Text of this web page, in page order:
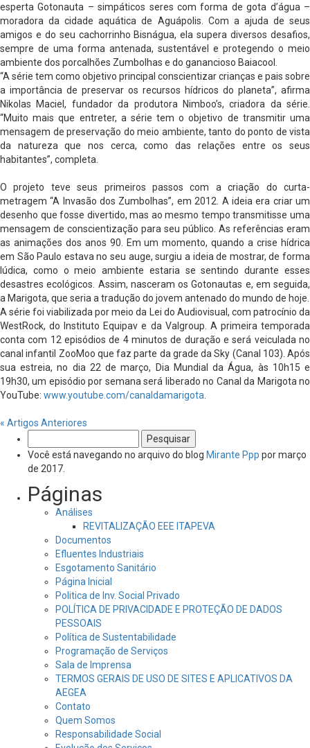
esperta Gotonauta – simpáticos seres com forma de gota d’água –
moradora da cidade aquática de Aguápolis. Com a ajuda de seus
amigos e do seu cachorrinho Bisnágua, ela supera diversos desafios,
sempre de uma forma antenada, sustentável e protegendo o meio
ambiente dos porcalhões Zumbolhas e do ganancioso Baiacool.
“A série tem como objetivo principal conscientizar crianças e pais sobre
a importância de preservar os recursos hídricos do planeta”, afirma
Nikolas Maciel, fundador da produtora Nimboo’s, criadora da série.
“Muito mais que entreter, a série tem o objetivo de transmitir uma
mensagem de preservação do meio ambiente, tanto do ponto de vista
da natureza que nos cerca, como das relações entre os seus
habitantes”, completa.
O projeto teve seus primeiros passos com a criação do curta-
metragem “A Invasão dos Zumbolhas”, em 2012. A ideia era criar um
desenho que fosse divertido, mas ao mesmo tempo transmitisse uma
mensagem de conscientização para seu público. As referências eram
as animações dos anos 90. Em um momento, quando a crise hídrica
em São Paulo estava no seu auge, surgiu a ideia de mostrar, de forma
lúdica, como o meio ambiente estaria se sentindo durante esses
desastres ecológicos. Assim, nasceram os Gotonautas e, em seguida,
a Marigota, que seria a tradução do jovem antenado do mundo de hoje.
A série foi viabilizada por meio da Lei do Audiovisual, com patrocínio da
WestRock, do Instituto Equipav e da Valgroup. A primeira temporada
conta com 12 episódios de 4 minutos de duração e será veiculada no
canal infantil ZooMoo que faz parte da grade da Sky (Canal 103). Após
sua estreia, no dia 22 de março, Dia Mundial da Água, às 10h15 e
19h30, um episódio por semana será liberado no Canal da Marigota no
YouTube: www.youtube.com/canaldamarigota
« Artigos Anteriores
por:
Você está navegando no arquivo do blog Mirante Ppp por março
de 2017.
Páginas
Análises
REVITALIZAÇÃO EEE ITAPEVA
Documentos
Efluentes Industriais
Esgotamento Sanitário
Página Inicial
Politica de Inv. Social Privado
POLÍTICA DE PRIVACIDADE E PROTEÇÃO DE DADOS
PESSOAIS
Política de Sustentabilidade
Programação de Serviços
Sala de Imprensa
TERMOS GERAIS DE USO DE SITES E APLICATIVOS DA
AEGEA
Contato
Quem Somos
Responsabilidade Social